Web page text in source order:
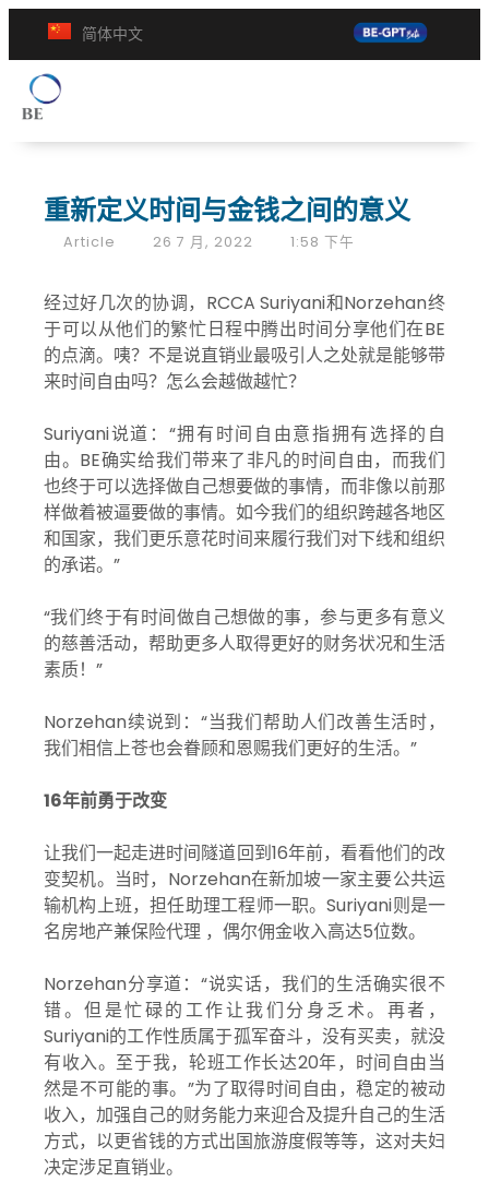
简体中文
重新定义时间与金钱之间的意义
Article 26 7 月, 2022 1:58 下午
经过好几次的协调，RCCA Suriyani和Norzehan终
于可以从他们的繁忙日程中腾出时间分享他们在BE
的点滴。咦？不是说直销业最吸引人之处就是能够带
来时间自由吗？怎么会越做越忙？
Suriyani说道：“拥有时间自由意指拥有选择的自
由。BE确实给我们带来了非凡的时间自由，而我们
也终于可以选择做自己想要做的事情，而非像以前那
样做着被逼要做的事情。如今我们的组织跨越各地区
和国家，我们更乐意花时间来履行我们对下线和组织
的承诺。”
“我们终于有时间做自己想做的事，参与更多有意义
的慈善活动，帮助更多人取得更好的财务状况和生活
素质！”
Norzehan续说到：“当我们帮助人们改善生活时，
我们相信上苍也会眷顾和恩赐我们更好的生活。”
16年前勇于改变
让我们一起走进时间隧道回到16年前，看看他们的改
变契机。当时，Norzehan在新加坡一家主要公共运
输机构上班，担任助理工程师一职。Suriyani则是一
名房地产兼保险代理 ，偶尔佣金收入高达5位数。
Norzehan分享道：“说实话，我们的生活确实很不
错。但是忙碌的工作让我们分身乏术。再者，
Suriyani的工作性质属于孤军奋斗，没有买卖，就没
有收入。至于我，轮班工作长达20年，时间自由当
然是不可能的事。”为了取得时间自由，稳定的被动
收入，加强自己的财务能力来迎合及提升自己的生活
方式，以更省钱的方式出国旅游度假等等，这对夫妇
决定涉足直销业。